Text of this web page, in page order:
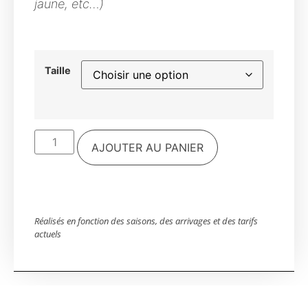
jaune, etc…)
Taille
AJOUTER AU PANIER
Réalisés en fonction des saisons, des arrivages et des tarifs
actuels